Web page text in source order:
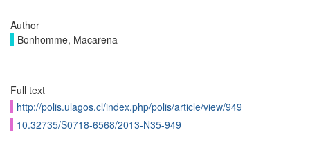
Author
Bonhomme, Macarena
Full text
http://polis.ulagos.cl/index.php/polis/article/view/949
10.32735/S0718-6568/2013-N35-949